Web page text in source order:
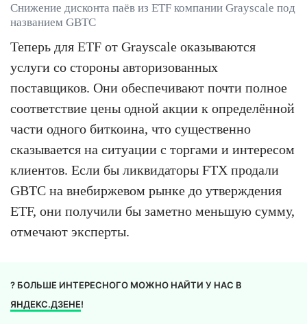
Снижение дисконта паёв из ETF компании Grayscale под
названием GBTC
Теперь для ETF от Grayscale оказываются
услуги со стороны авторизованных
поставщиков. Они обеспечивают почти полное
соответствие цены одной акции к определённой
части одного биткоина, что существенно
сказывается на ситуации с торгами и интересом
клиентов. Если бы ликвидаторы FTX продали
GBTC на внебиржевом рынке до утверждения
ETF, они получили бы заметно меньшую сумму,
отмечают эксперты.
? БОЛЬШЕ ИНТЕРЕСНОГО МОЖНО НАЙТИ У НАС В
ЯНДЕКС.ДЗЕНЕ!